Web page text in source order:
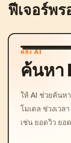
ฟีเจอร์พ
คลัง AI
ค้นหา
ให้ AI ช่วยค้นห
โมเดล ช่วงเวล
เช่น ยอดวิว ย